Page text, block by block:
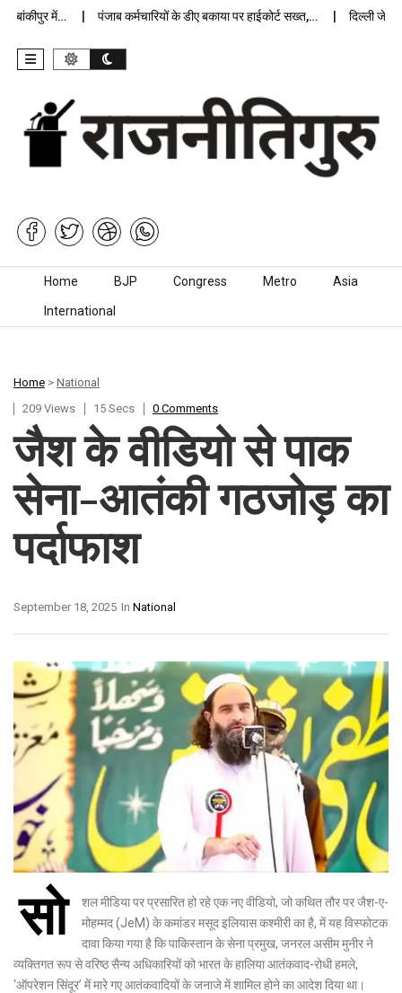
में… पंजाब कर्मचारियों के डीए बकाया पर हाईकोर्ट सख्त,… दिल्ली जेलों में
Skip to content
Home BJP Congress Metro Asia
International
Home > National
209 Views
15 Secs 0 Comments
जैश के वीडियो से पाक
सेना-आतंकी गठजोड़ का
पर्दाफाश
In National
September 18, 2025
सो
शल मीडिया पर प्रसारित हो रहे एक नए वीडियो, जो कथित तौर पर जैश-ए-
मोहम्मद (JeM) के कमांडर मसूद इलियास कश्मीरी का है, में यह विस्फोटक
दावा किया गया है कि पाकिस्तान के सेना प्रमुख, जनरल असीम मुनीर ने
व्यक्तिगत रूप से वरिष्ठ सैन्य अधिकारियों को भारत के हालिया आतंकवाद-रोधी हमले,
‘ऑपरेशन सिंदूर’ में मारे गए आतंकवादियों के जनाजे में शामिल होने का आदेश दिया था।